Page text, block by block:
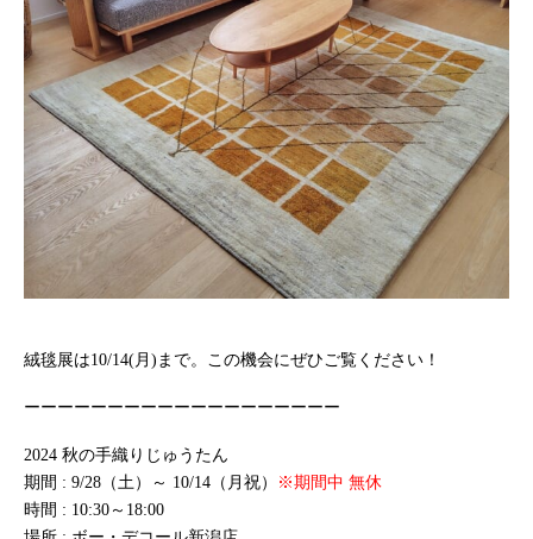
絨毯展は10/14(月)まで。この機会にぜひご覧ください！
ーーーーーーーーーーーーーーーーーーー
2024 秋の手織りじゅうたん
期間 : 9/28（土）～ 10/14（月祝）
※期間中 無休
時間 : 10:30～18:00